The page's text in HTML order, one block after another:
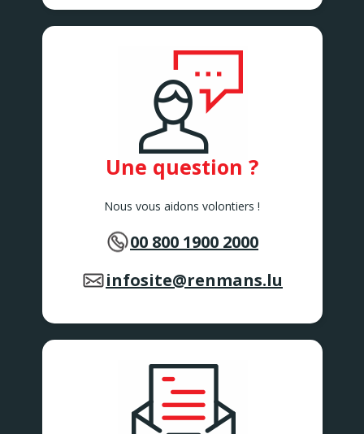
Une question ?
Nous vous aidons volontiers !
00 800 1900 2000
infosite@renmans.lu